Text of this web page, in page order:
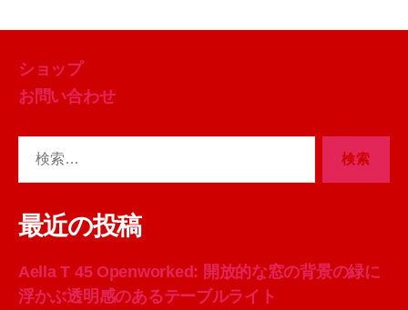
ショップ
お問い合わせ
象:
最近の投稿
Aella T 45 Openworked: 開放的な窓の背景の緑に
浮かぶ透明感のあるテーブルライト